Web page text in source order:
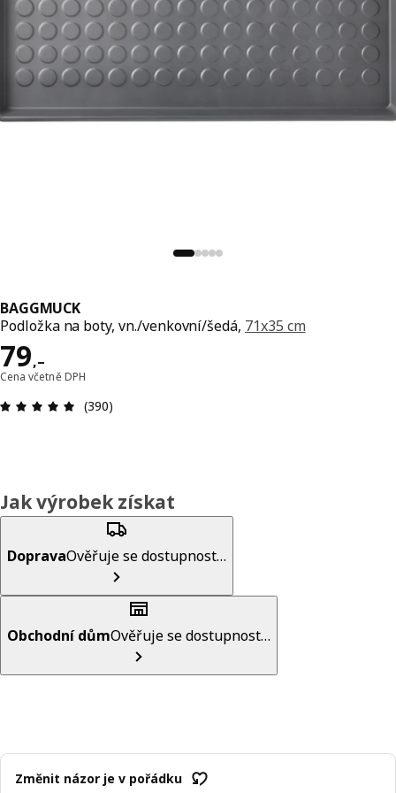
BAGGMUCK
Podložka na boty, vn./venkovní/šedá, 71x35 cm
79,–
Cena 79,–
Cena včetně DPH
(390)
Jak výrobek získat
DopravaOvěřuje se dostupnost…
Obchodní důmOvěřuje se dostupnost…
Změnit názor je v pořádku